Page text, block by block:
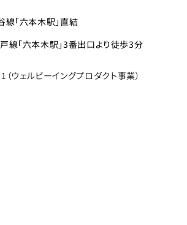
線「六本木駅」直結
線「六本木駅」3番出口より徒歩3分
ウェルビーイングプロダクト事業）